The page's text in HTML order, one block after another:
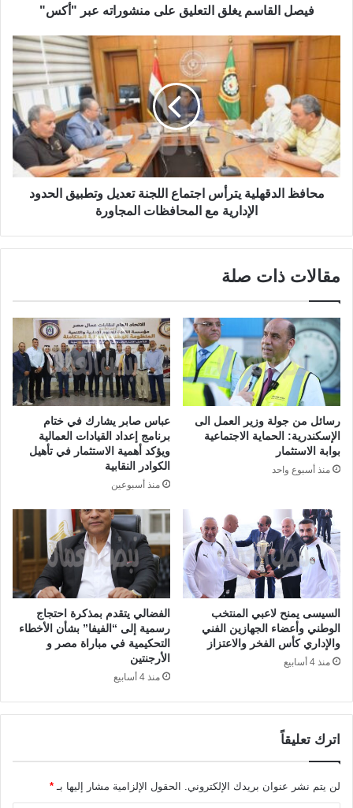
فيصل القاسم يغلق التعليق على منشوراته عبر "أكس"
محافظ الدقهلية يترأس اجتماع اللجنة تعديل وتطبيق الحدود
الإدارية مع المحافظات المجاورة
مقالات ذات صلة
رسائل من جولة وزير العمل الى
الإسكندرية: الحماية الاجتماعية
بوابة الاستثمار
منذ أسبوع واحد
عباس صابر يشارك في ختام
برنامج إعداد القيادات العمالية
ويؤكد أهمية الاستثمار في تأهيل
الكوادر النقابية
منذ أسبوعين
السيسى يمنح لاعبي المنتخب
الوطني وأعضاء الجهازين الفني
والإداري كأس الفخر والاعتزاز
منذ 4 أسابيع
الفضالي يتقدم بمذكرة احتجاج
رسمية إلى “الفيفا” بشأن الأخطاء
التحكيمية في مباراة مصر و
الأرجنتين
منذ 4 أسابيع
اترك تعليقاً
لن يتم نشر عنوان بريدك الإلكتروني. الحقول الإلزامية مشار إليها بـ *